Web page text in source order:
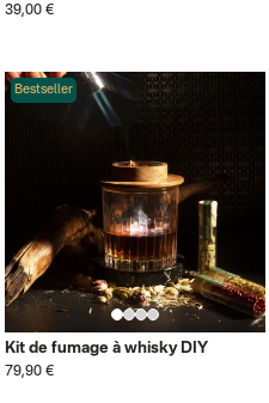
39,00 €
Bestseller
Kit de fumage à whisky DIY
79,90 €